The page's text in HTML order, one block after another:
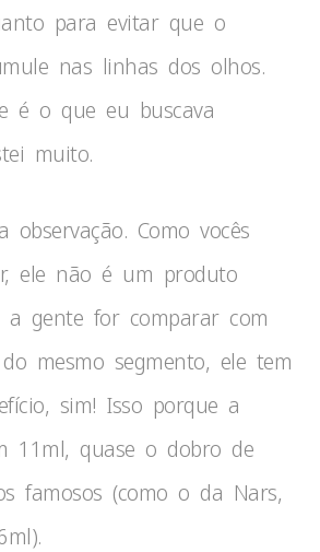
para evitar que o
nas linhas dos olhos.
é o que eu buscava
muito.
observação. Como vocês
ele não é um produto
a gente for comparar com
mesmo segmento, ele tem
sim! Isso porque a
11ml, quase o dobro de
famosos (como o da Nars,